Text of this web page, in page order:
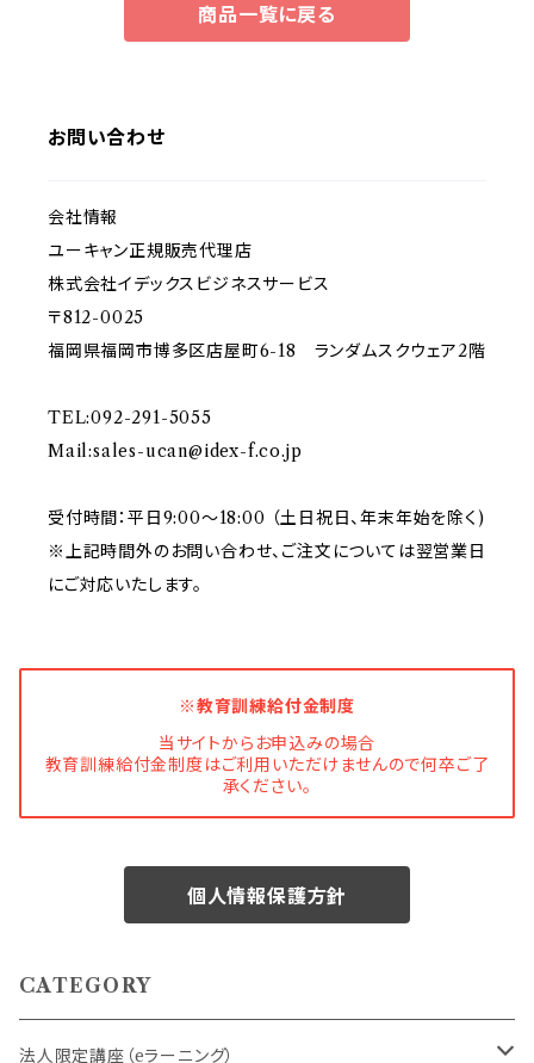
商品一覧に戻る
お問い合わせ
会社情報
ユーキャン正規販売代理店
株式会社イデックスビジネスサービス
〒812-0025
福岡県福岡市博多区店屋町6-18 ランダムスクウェア2階
TEL:092-291-5055
Mail:sales-ucan@idex-f.co.jp
受付時間：平日9:00～18:00 （土日祝日、年末年始を除く)
※上記時間外のお問い合わせ、ご注文については翌営業日
にご対応いたします。
※教育訓練給付金制度
当サイトからお申込みの場合
教育訓練給付金制度はご利用いただけませんので何卒ご了
承ください。
個人情報保護方針
CATEGORY
法人限定講座（eラーニング）